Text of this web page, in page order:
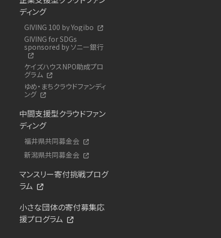
ディング
GIVING 100 by Yogibo
GIVING for SDGs
sponsored by ソニー銀行
ケイズハウスNPO助成プロ
グラム
ゆめ・まちクラウドファンディ
ング
中間支援型クラウドファン
ディング
福井県共同募金会
新潟県共同募金会
マンスリー寄付挑戦プログ
ラム
小さな団体の寄付募集応
援プログラム